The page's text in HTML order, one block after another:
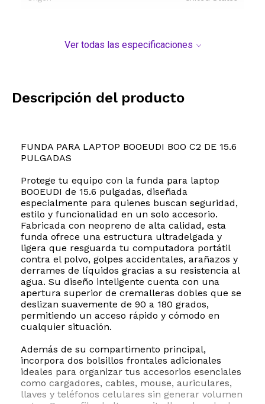
Ver todas las especificaciones
Descripción del producto
FUNDA PARA LAPTOP BOOEUDI BOO C2 DE 15.6
PULGADAS
Protege tu equipo con la funda para laptop
BOOEUDI de 15.6 pulgadas, diseñada
especialmente para quienes buscan seguridad,
estilo y funcionalidad en un solo accesorio.
Fabricada con neopreno de alta calidad, esta
funda ofrece una estructura ultradelgada y
ligera que resguarda tu computadora portátil
contra el polvo, golpes accidentales, arañazos y
derrames de líquidos gracias a su resistencia al
agua. Su diseño inteligente cuenta con una
apertura superior de cremalleras dobles que se
deslizan suavemente de 90 a 180 grados,
permitiendo un acceso rápido y cómodo en
cualquier situación.
Además de su compartimento principal,
incorpora dos bolsillos frontales adicionales
ideales para organizar tus accesorios esenciales
como cargadores, cables, mouse, auriculares,
llaves y teléfonos celulares sin generar volumen